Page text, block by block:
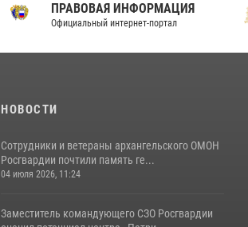
ПРАВОВАЯ ИНФОРМАЦИЯ
Официальный интернет-портал
НОВОСТИ
Сотрудники и ветераны архангельского ОМОН
Росгвардии почтили память ге...
04 июля 2026, 11:24
Заместитель командующего СЗО Росгвардии